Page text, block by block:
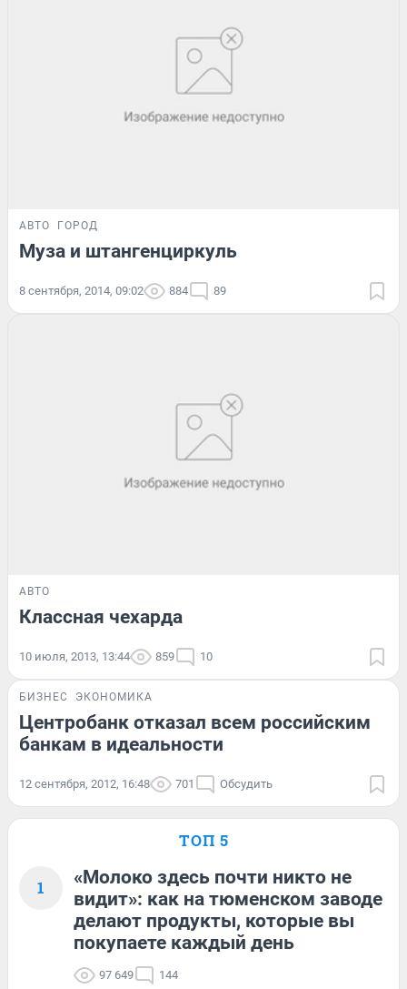
АВТО ГОРОД
Муза и штангенциркуль
8 сентября, 2014, 09:02 884 89
АВТО
Классная чехарда
10 июля, 2013, 13:44 859 10
БИЗНЕС ЭКОНОМИКА
Центробанк отказал всем российским
банкам в идеальности
12 сентября, 2012, 16:48 701 Обсудить
ТОП 5
1
«Молоко здесь почти никто не
видит»: как на тюменском заводе
делают продукты, которые вы
покупаете каждый день
97 649 144